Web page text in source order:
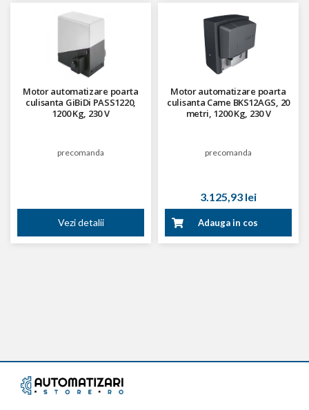
Motor automatizare poarta
culisanta GiBiDi PASS1220,
1200 Kg, 230 V
precomanda
Vezi detalii
Motor automatizare poarta
culisanta Came BKS12AGS, 20
metri, 1200 Kg, 230 V
precomanda
3.125,93 lei
Adauga in cos